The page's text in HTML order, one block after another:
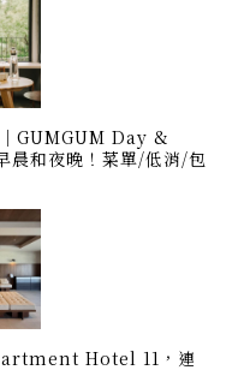
GUMGUM Day &
和夜晚！菜單/低消/包
Hotel 11，連